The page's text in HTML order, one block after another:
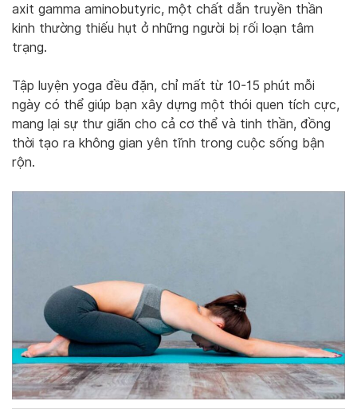
axit gamma aminobutyric, một chất dẫn truyền thần
kinh thường thiếu hụt ở những người bị rối loạn tâm
trạng.
Tập luyện yoga đều đặn, chỉ mất từ 10-15 phút mỗi
ngày có thể giúp bạn xây dựng một thói quen tích cực,
mang lại sự thư giãn cho cả cơ thể và tinh thần, đồng
thời tạo ra không gian yên tĩnh trong cuộc sống bận
rộn.